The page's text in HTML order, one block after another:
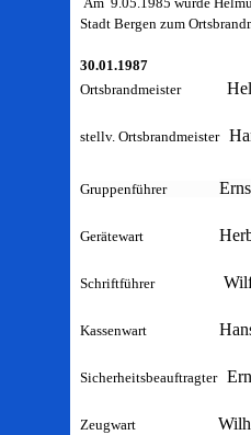
Stadt Bergen zum
30.01.1987
Ortsbrandmeister
stellv. Ortsbrandmeister
Gruppenführer
Gerätewart
Schriftführer
Kassenwart
Sicherheitsbeauftragter
Zeugwart